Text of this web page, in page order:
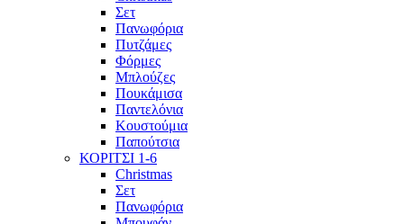
Σετ
Πανωφόρια
Πυτζάμες
Φόρμες
Μπλούζες
Πουκάμισα
Παντελόνια
Κουστούμια
Παπούτσια
ΚΟΡΙΤΣΙ 1-6
Christmas
Σετ
Πανωφόρια